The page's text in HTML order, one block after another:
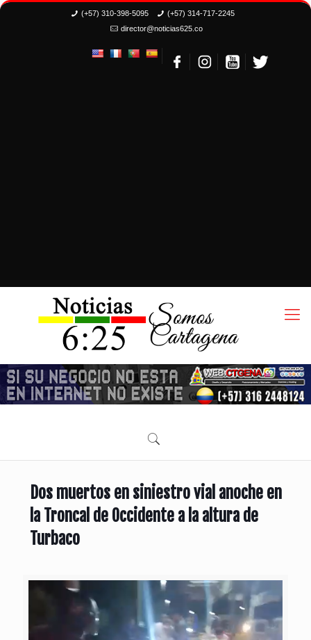
(+57) 310-398-5095
(+57) 314-717-2245
director@noticias625.co
Dos muertos en siniestro vial anoche en
la Troncal de Occidente a la altura de
Turbaco